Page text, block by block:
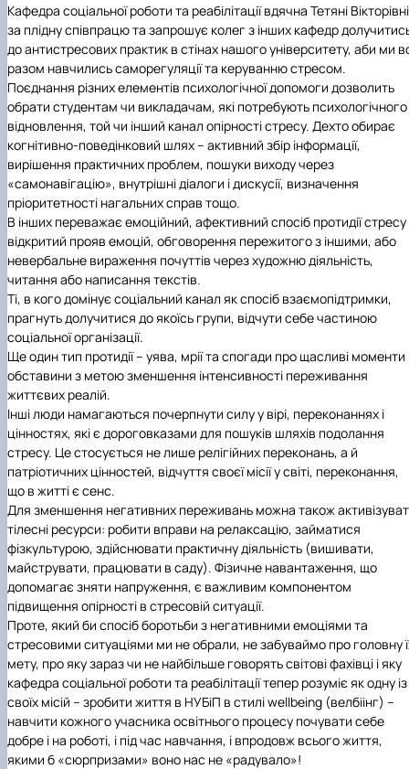
Кафедра соціальної роботи та реабілітації вдячна Тетяні Вікторівні
за плідну співпрацю та запрошує колег з інших кафедр
до антистресових практик в стінах нашого університету, аби ми
разом навчились саморегуляції та керуванню стресом.
Поєднання різних елементів психологічної допомоги дозволить
обрати студентам чи викладачам, які потребують психологічного
відновлення, той чи інший канал опірності стресу. Дехто обирає
когнітивно-поведінковий шлях – активний збір інформації,
вирішення практичних проблем, пошуки виходу через
«самонавігацію», внутрішні діалоги і дискусії, визначення
пріоритетності нагальних справ тощо.
В інших переважає емоційний, афективний спосіб протидії стресу
відкритий прояв емоцій, обговорення пережитого з іншими, або
невербальне вираження почуттів через художню діяльність,
читання або написання текстів.
Ті, в кого домінує соціальний канал як спосіб взаємопідтримки,
прагнуть долучитися до якоїсь групи, відчути себе частиною
соціальної організації.
Ще один тип протидії – уява, мрії та спогади про щасливі моменти
обставини з метою зменшення інтенсивності переживання
життєвих реалій.
Інші люди намагаються почерпнути силу у вірі, переконаннях і
цінностях, які є дороговказами для пошуків шляхів подолання
стресу. Це стосується не лише релігійних переконань, а й
патріотичних цінностей, відчуття своєї місії у світі, переконання,
що в житті є сенс.
Для зменшення негативних переживань можна також
тілесні ресурси: робити вправи на релаксацію, займатися
фізкультурою, здійснювати практичну діяльність (вишивати,
майструвати, працювати в саду). Фізичне навантаження, що
допомагає зняти напруження, є важливим компонентом
підвищення опірності в стресовій ситуації.
Проте, який би спосіб боротьби з негативними емоціями та
стресовими ситуаціями ми не обрали, не забуваймо про головну
мету, про яку зараз чи не найбільше говорять світові фахівці і яку
кафедра соціальної роботи та реабілітації тепер розуміє як одну із
своїх місій – зробити життя в НУБіП в стилі wellbeing (велбіінг) –
навчити кожного учасника освітнього процесу почувати себе
добре і на роботі, і під час навчання, і впродовж всього життя,
якими б «сюрпризами» воно нас не «радувало»!